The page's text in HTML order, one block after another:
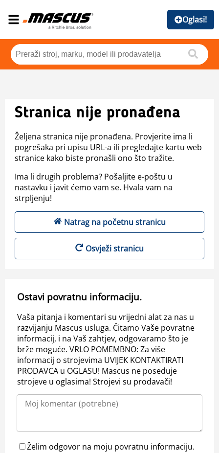
Oglasi!
Stranica nije pronađena
Željena stranica nije pronađena. Provjerite ima li
pogrešaka pri upisu URL-a ili pregledajte kartu web
stranice kako biste pronašli ono što tražite.
Ima li drugih problema? Pošaljite e-poštu u
nastavku i javit ćemo vam se. Hvala vam na
strpljenju!
Natrag na početnu stranicu
Osvježi stranicu
Ostavi povratnu informaciju.
Vaša pitanja i komentari su vrijedni alat za nas u
razvijanju Mascus usluga. Čitamo Vaše povratne
informacij, i na Vaš zahtjev, odgovaramo što je
brže moguće. VRLO POMEMBNO: Za više
informacij o strojevima UVIJEK KONTAKTIRATI
PRODAVCA u OGLASU! Mascus ne poseduje
strojeve u oglasima! Strojevi su prodavači!
Želim odgovor na moju povratnu informaciju.